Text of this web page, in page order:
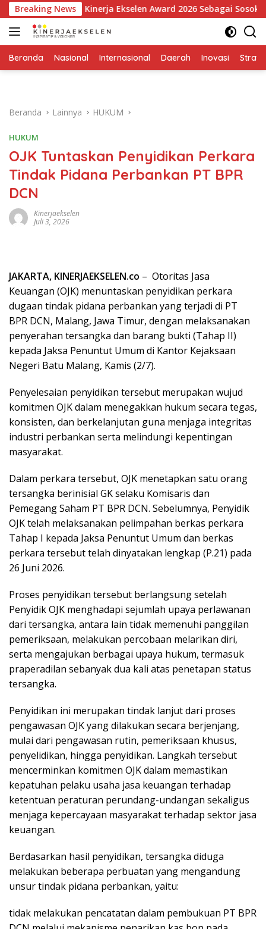
Langsung
ke
konten
Breaking News
Kinerja Ekselen Award 2026 Sebagai Sosok Inspiratif
Beranda Nasional Internasional Daerah Inovasi
Beranda Lainnya HUKUM
HUKUM
OJK Tuntaskan Penyidikan Perkara
Tindak Pidana Perbankan PT BPR
DCN
Kinerjaekselen
Juli 3, 2026
JAKARTA, KINERJAEKSELEN.co – Otoritas Jasa
Keuangan (OJK) menuntaskan penyidikan perkara
dugaan tindak pidana perbankan yang terjadi di PT
BPR DCN, Malang, Jawa Timur, dengan melaksanakan
penyerahan tersangka dan barang bukti (Tahap II)
kepada Jaksa Penuntut Umum di Kantor Kejaksaan
Negeri Batu Malang, Kamis (2/7).
Penyelesaian penyidikan tersebut merupakan wujud
komitmen OJK dalam menegakkan hukum secara tegas,
konsisten, dan berkelanjutan guna menjaga integritas
industri perbankan serta melindungi kepentingan
masyarakat.
Dalam perkara tersebut, OJK menetapkan satu orang
tersangka berinisial GK selaku Komisaris dan
Pemegang Saham PT BPR DCN. Sebelumnya, Penyidik
OJK telah melaksanakan pelimpahan berkas perkara
Tahap I kepada Jaksa Penuntut Umum dan berkas
perkara tersebut telah dinyatakan lengkap (P.21) pada
26 Juni 2026.
Proses penyidikan tersebut berlangsung setelah
Penyidik OJK menghadapi sejumlah upaya perlawanan
dari tersangka, antara lain tidak memenuhi panggilan
pemeriksaan, melakukan percobaan melarikan diri,
serta mengajukan berbagai upaya hukum, termasuk
praperadilan sebanyak dua kali atas penetapan status
tersangka.
Penyidikan ini merupakan tindak lanjut dari proses
pengawasan OJK yang dilakukan secara berjenjang,
mulai dari pengawasan rutin, pemeriksaan khusus,
penyelidikan, hingga penyidikan. Langkah tersebut
mencerminkan komitmen OJK dalam memastikan
kepatuhan pelaku usaha jasa keuangan terhadap
ketentuan peraturan perundang-undangan sekaligus
menjaga kepercayaan masyarakat terhadap sektor jasa
keuangan.
Berdasarkan hasil penyidikan, tersangka diduga
melakukan beberapa perbuatan yang mengandung
unsur tindak pidana perbankan, yaitu:
tidak melakukan pencatatan dalam pembukuan PT BPR